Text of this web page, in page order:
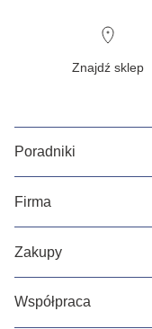
Znajdź sklep
Poradniki
Firma
Zakupy
Współpraca